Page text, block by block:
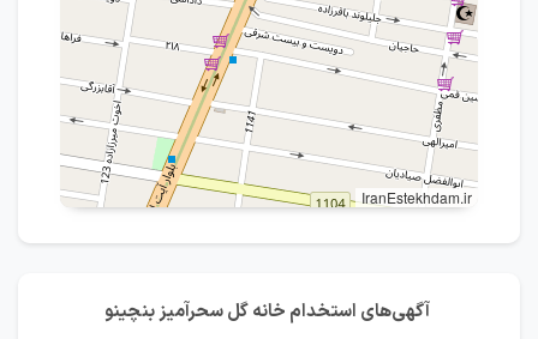
IranEstekhdam.ir
آگهی‌های استخدام خانه گل سحرآمیز بنچینو